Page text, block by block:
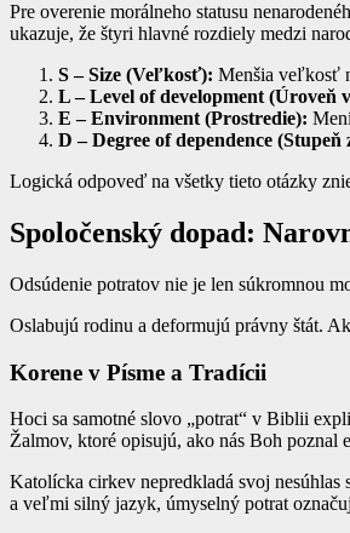
Pre overenie morálneho statusu
ukazuje, že štyri hlavné rozdiely medzi
S – Size (Veľkosť): Menšia veľkosť
L – Level of development (Úroveň
E – Environment (Prostredie):
D – Degree of dependence (Stupeň
Logická odpoveď na všetky tieto otázky
Spoločenský dopad:
Odsúdenie potratov nie je len súkromnou
Oslabujú rodinu a deformujú právny štát.
Korene v Písme a Tradícii
Hoci sa samotné slovo „potrat“ v Biblii
Žalmov, ktoré opisujú, ako nás Boh poznal
Katolícka cirkev nepredkladá svoj nesúhlas
a veľmi silný jazyk, úmyselný potrat